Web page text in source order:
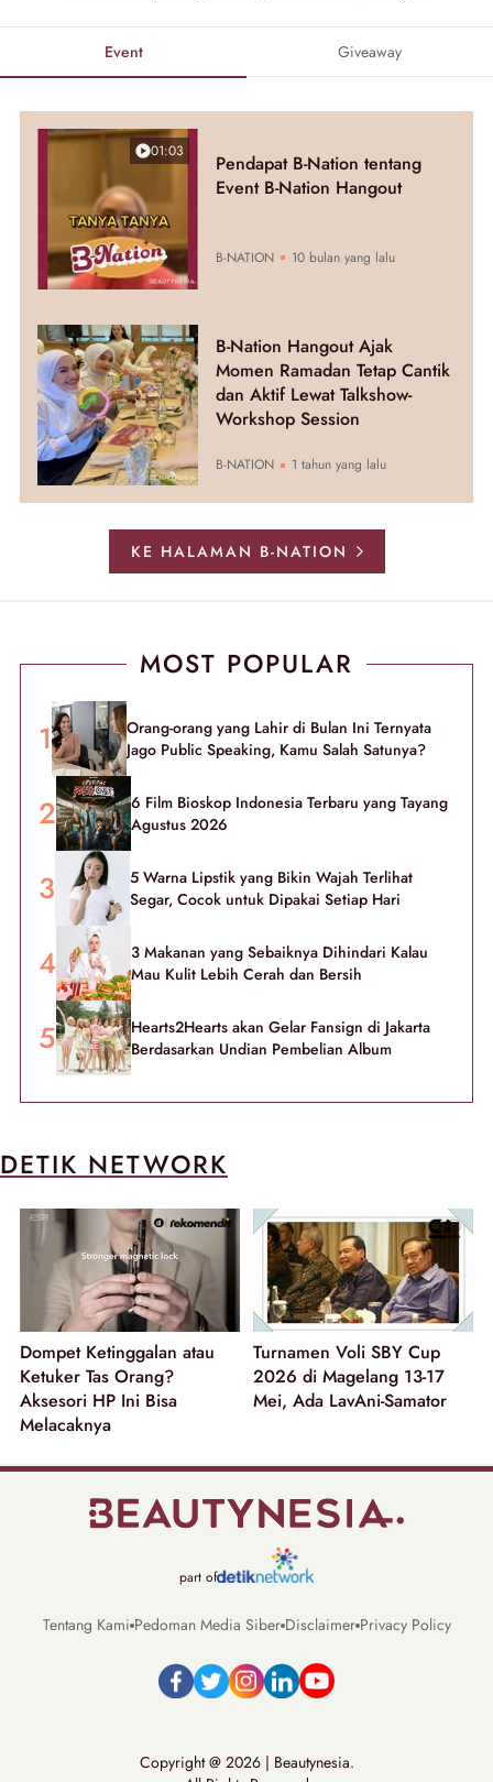
Event Giveaway
01:03
Pendapat B-Nation tentang
Event B-Nation Hangout
B-NATION 10 bulan yang lalu
B-Nation Hangout Ajak
Momen Ramadan Tetap Cantik
dan Aktif Lewat Talkshow-
Workshop Session
B-NATION 1 tahun yang lalu
KE HALAMAN B-NATION
MOST POPULAR
Orang-orang yang Lahir di Bulan Ini Ternyata
Jago Public Speaking, Kamu Salah Satunya?
6 Film Bioskop Indonesia Terbaru yang Tayang
Agustus 2026
5 Warna Lipstik yang Bikin Wajah Terlihat
Segar, Cocok untuk Dipakai Setiap Hari
3 Makanan yang Sebaiknya Dihindari Kalau
Mau Kulit Lebih Cerah dan Bersih
Hearts2Hearts akan Gelar Fansign di Jakarta
Berdasarkan Undian Pembelian Album
DETIK NETWORK
Dompet Ketinggalan atau
Ketuker Tas Orang?
Aksesori HP Ini Bisa
Melacaknya
Turnamen Voli SBY Cup
2026 di Magelang 13-17
Mei, Ada LavAni-Samator
part of
Tentang Kami Pedoman Media Siber Disclaimer Privacy Policy
Copyright @ 2026 | Beautynesia.